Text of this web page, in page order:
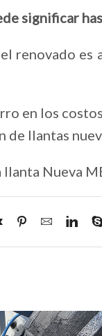
significar
renovado es
en los
llantas
Nueva